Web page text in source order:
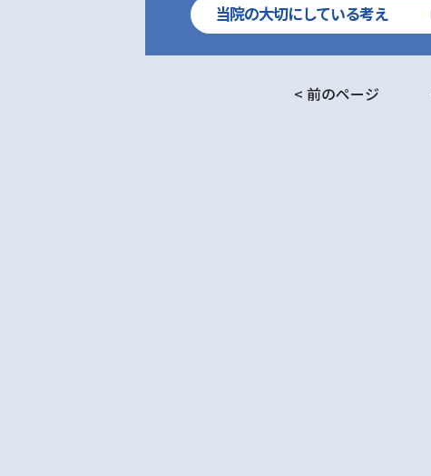
当院の大切にしている考え
< 前のページ